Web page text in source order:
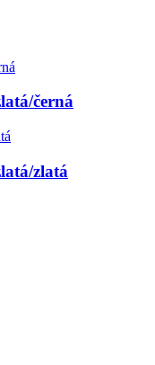
černá
zlatá